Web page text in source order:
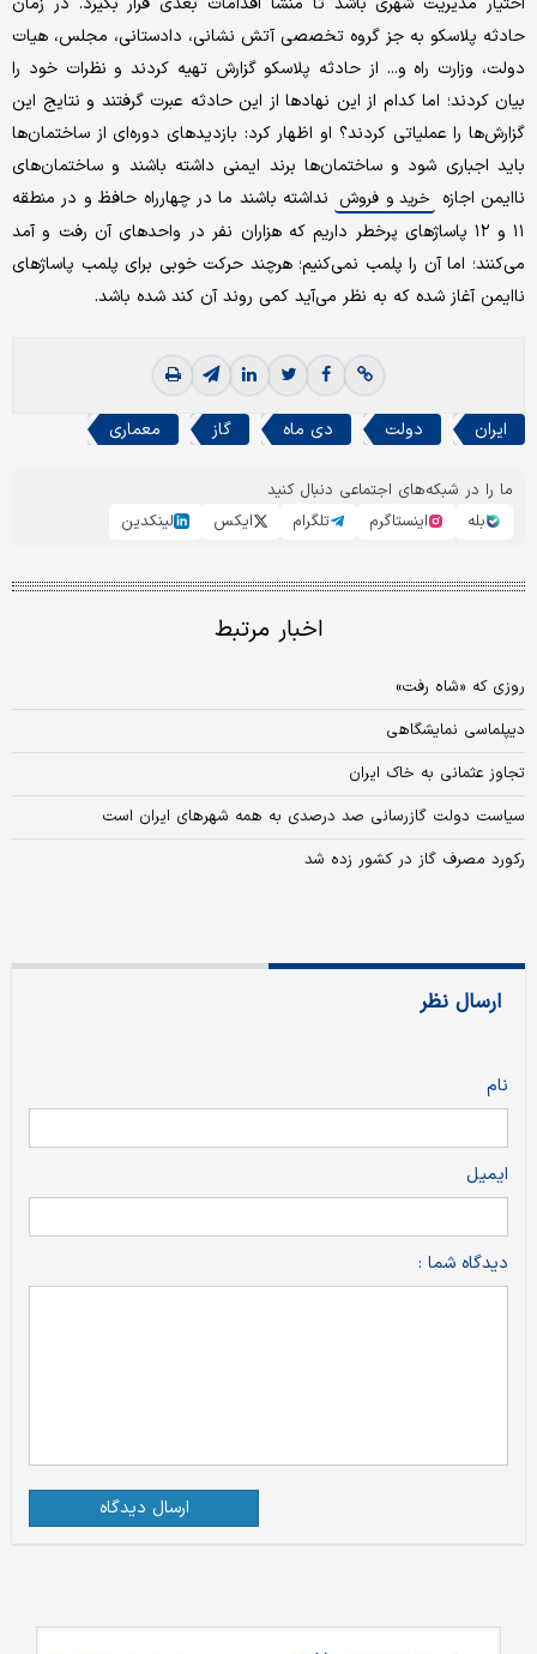
حادثه پلاسکو به جز گروه تخصصی آتش نشانی، دادستانی، مجلس، هیات
دولت، وزارت راه و... از حادثه پلاسکو گزارش تهیه کردند و نظرات خود را
بیان کردند؛ اما کدام از این نهادها از این حادثه عبرت گرفتند و نتایج این
گزارش‌ها را عملیاتی کردند؟ او اظهار کرد: بازدیدهای دوره‌ای از ساختمان‌ها
باید اجباری شود و ساختمان‌ها برند ایمنی داشته باشند و ساختمان‌های
ناایمن اجازه خرید و فروش نداشته باشند ما در چهارراه حافظ و در منطقه
۱۱ و ۱۲ پاساژهای پرخطر داریم که هزاران نفر در واحدهای آن رفت و آمد
می‌کنند؛ اما آن را پلمب نمی‌کنیم؛ هرچند حرکت خوبی برای پلمب پاساژهای
ناایمن آغاز شده که به نظر می‌آید کمی روند آن کند شده باشد.
ایران دولت دی ماه گاز معماری
ما را در شبکه‌های اجتماعی دنبال کنید
بله
اینستاگرم تلگرام ایکس لینکدین
اخبار مرتبط
روزی که «شاه رفت»
دیپلماسی نمایشگاهی
تجاوز عثمانی به خاک ایران
سیاست دولت گازرسانی صد درصدی به همه شهرهای ایران است
رکورد مصرف گاز در کشور زده شد
ارسال نظر
نام
ایمیل
دیدگاه شما :
ارسال دیدگاه